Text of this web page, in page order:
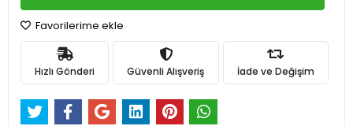
Favorilerime ekle
Hızlı Gönderi Güvenli Alışveriş İade ve Değişim